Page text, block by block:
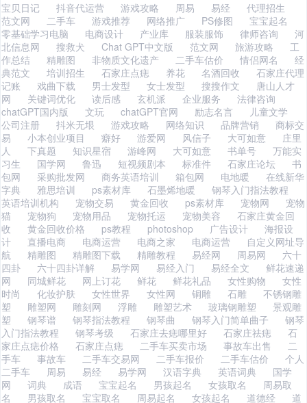
宝贝日记 抖音代运营 游戏攻略 周易 易经
代理招生
范文网
二手车 游戏推荐 网络推广 PS修图
宝宝起名
零基础学习电脑
电商设计 产业库 服装服饰 律师咨询
河
北信息网
搜救犬 Chat GPT中文版 范文网 旅游攻略
工
作总结
精雕图 非物质文化遗产 二手车估价 情侣网名
经
典范文
培训招生 石家庄点痣 养花 名酒回收
石家庄代理
记账
戏曲下载 男士发型 女士发型 搜搜作文
唐山人才
网
关键词优化 读后感 玄机派 企业服务
法律咨询
chatGPT国内版
文玩 chatGPT官网 励志名言
儿童文学
公司注册
抖米无垠 游戏攻略 网络知识 品牌营销
商标交
易
小本创业项目 癖好 游爱网 风信子 大可如意
庄里
人
下真题 知识星宿 游峰网 大可如意 书单号
万能实
习生
国学网 鲁迅 短视频剧本 标准件 石家庄论坛
书
包网
采购批发网 商务英语培训 箱包网 电地暖
在线新华
字典
雅思培训 ps素材库 石墨烯地暖
钢琴入门指法教程
英语培训机构
宠物交易 黄金回收 ps素材库 宠物网
宠物
猫
宠物狗 宠物用品 宠物托运 宠物美容
石家庄黄金回
收
黄金回收价格 ps教程 photoshop 广告设计
海报设
计
直播电商 电商运营 电商之家 电商运营
自定义网址导
航
精雕图 精雕图下载 精雕教程 易经网 周易网
六十
四卦
六十四卦详解 易学网 易经入门 易经全文
鲜花速递
网
同城鲜花 网上订花 鲜花 鲜花礼品 女性购物
女性
时尚
化妆护肤 女性世界 女性网 铜雕 石雕
不锈钢雕
塑
雕塑网 雕刻网 浮雕 雕塑艺术 玻璃钢雕塑
景观雕
塑
钢琴谱 钢琴指法教程 钢琴曲 钢琴入门简单曲子
钢琴
入门指法教程
钢琴考级 石家庄去痣哪里好 石家庄祛痣
石
家庄点痣价格
石家庄点痣 二手车买卖市场 事故车出售
二
手车
事故车 二手车交易网 二手车报价 二手车估价
个人
二手车
周易 易经 易学网 汉语字典 英语词典
国学
网
词典 成语 宝宝起名 男孩起名 女孩取名
周易取
名
男孩取名 宝宝取名 周易起名 女孩起名 道德经
道